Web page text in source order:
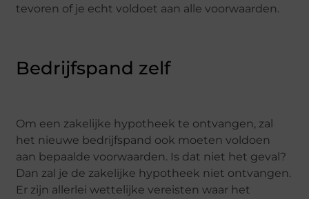
tevoren of je echt voldoet aan alle voorwaarden.
Bedrijfspand zelf
Om een zakelijke hypotheek te ontvangen, zal
het nieuwe bedrijfspand ook moeten voldoen
aan bepaalde voorwaarden. Is dat niet het geval?
Dan zal je de zakelijke hypotheek niet ontvangen.
Er zijn allerlei wettelijke vereisten waar het